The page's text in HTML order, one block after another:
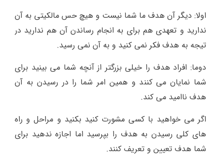
اولا: دیگر آن هدف ما شما نیست و هیچ حس مالکیتی به آن
ندارید و تعهدی هم برای به انجام رساندن آن هم ندارید در
تیجه به هدف فکر نمی کنید و به آن نمی رسید.
دوما: افراد هدف را خیلی بزرگتر از آنچه شما می بینید برای
شما نمایان می کنند و همین امر شما را در رسیدن به آن
هدف ناامید می کند.
اگر می خواهید با کسی مشورت کنید بکنید و مراحل و راه
های کلی رسیدن به هدف را بپرسید اما اجازه ندهید برای
شما هدف تعیین و تعریف کنند.